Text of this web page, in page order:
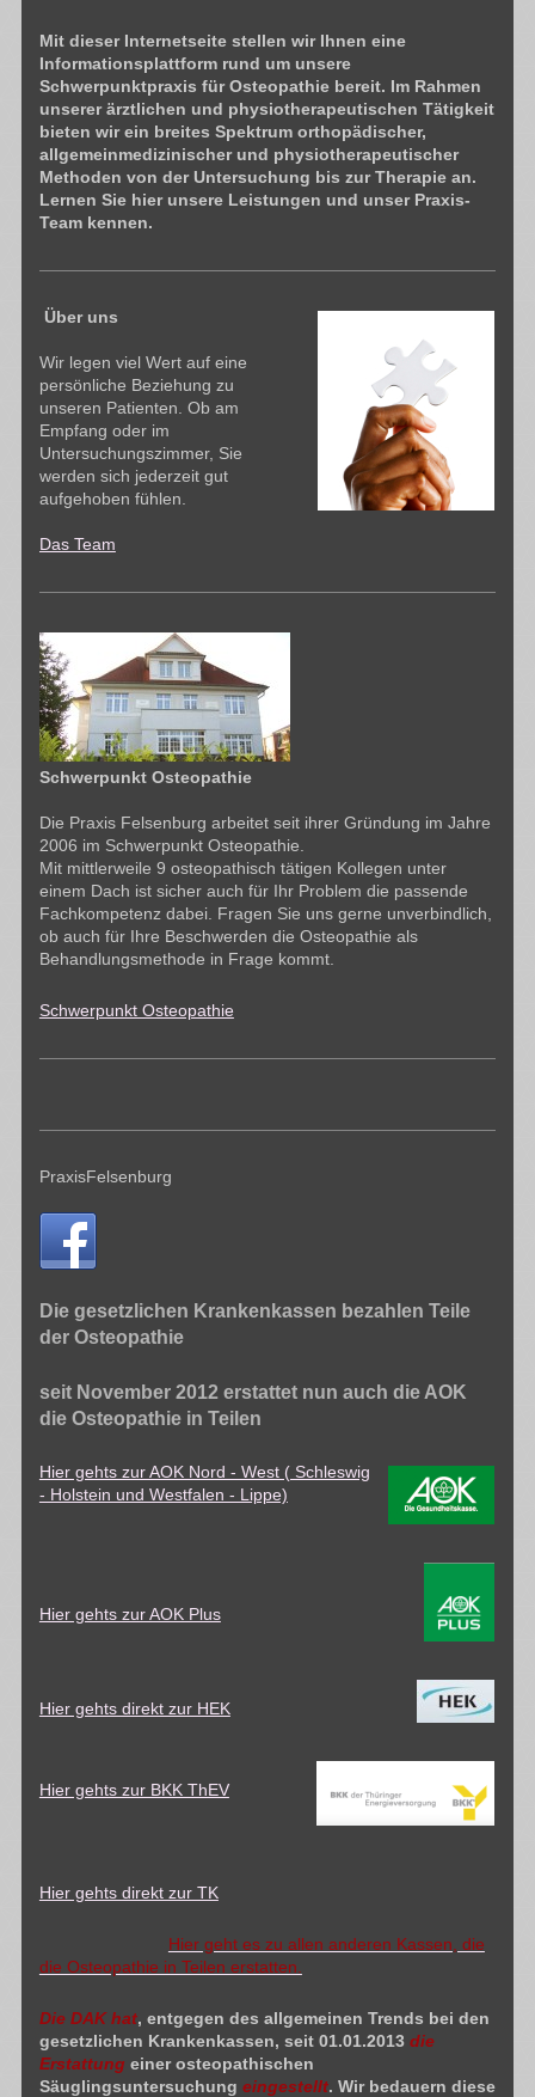
Mit dieser Internetseite stellen wir Ihnen eine
Informationsplattform rund um unsere
Schwerpunktpraxis für Osteopathie bereit. Im Rahmen
unserer ärztlichen und physiotherapeutischen Tätigkeit
bieten wir ein breites Spektrum orthopädischer,
allgemeinmedizinischer und physiotherapeutischer
Methoden von der Untersuchung bis zur Therapie an.
Lernen Sie hier unsere Leistungen und unser Praxis-
Team kennen.
Über uns
Wir legen viel Wert auf eine
persönliche Beziehung zu
unseren Patienten. Ob am
Empfang oder im
Untersuchungszimmer, Sie
werden sich jederzeit gut
aufgehoben fühlen.
Das Team
Schwerpunkt Osteopathie
Die Praxis Felsenburg arbeitet seit ihrer Gründung im Jahre
2006 im Schwerpunkt Osteopathie.
Mit mittlerweile 9 osteopathisch tätigen Kollegen unter
einem Dach ist sicher auch für Ihr Problem die passende
Fachkompetenz dabei. Fragen Sie uns gerne unverbindlich,
ob auch für Ihre Beschwerden die Osteopathie als
Behandlungsmethode in Frage kommt.
Schwerpunkt Osteopathie
PraxisFelsenburg
Die gesetzlichen Krankenkassen bezahlen Teile
der Osteopathie
seit November 2012 erstattet nun auch die AOK
die Osteopathie in Teilen
Hier gehts zur AOK Nord - West ( Schleswig
- Holstein und Westfalen - Lippe)
Hier gehts zur AOK Plus
Hier gehts direkt zur HEK
Hier gehts zur BKK ThEV
Hier gehts direkt zur TK
Hier geht es zu allen anderen Kassen, die
die Osteopathie in Teilen erstatten.
Die DAK hat, entgegen des allgemeinen Trends bei den
gesetzlichen Krankenkassen, seit 01.01.2013 die
Erstattung einer osteopathischen
Säuglingsuntersuchung eingestellt. Wir bedauern diese